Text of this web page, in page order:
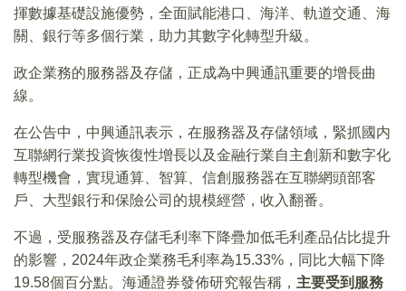
揮數據基礎設施優勢，全面賦能港口、海洋、軌道交通、海
關、銀行等多個行業，助力其數字化轉型升級。
政企業務的服務器及存儲，正成為中興通訊重要的增長曲
線。
在公告中，中興通訊表示，在服務器及存儲領域，緊抓國内
互聯網行業投資恢復性增長以及金融行業自主創新和數字化
轉型機會，實現通算、智算、信創服務器在互聯網頭部客
戶、大型銀行和保險公司的規模經營，收入翻番。
不過，受服務器及存儲毛利率下降疊加低毛利產品佔比提升
的影響，2024年政企業務毛利率為15.33%，同比大幅下降
19.58個百分點。海通證券發佈研究報告稱， 主要受到服務